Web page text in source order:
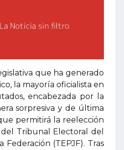
que ha generado
la mayoría oficialista en
encabezada por la
sorpresiva y de última
permitirá la reelección
Tribunal Electoral del
Federación (TEPJF). Tras